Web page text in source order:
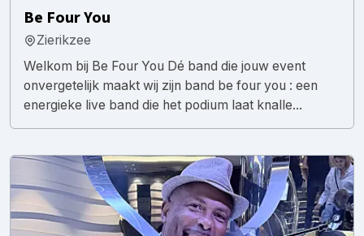
Be Four You
Zierikzee
Welkom bij Be Four You Dé band die jouw event
onvergetelijk maakt wij zijn band be four you : een
energieke live band die het podium laat knalle...